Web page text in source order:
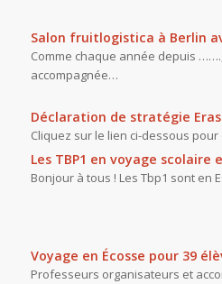
Salon fruitlogistica à Berlin
Comme chaque année depuis
accompagnée…
Déclaration de stratégie
Cliquez sur le lien ci-dessous
Les TBP1 en voyage scolaire
Bonjour à tous ! Les Tbp1 sont en
Voyage en Écosse pour 39
Professeurs organisateurs et